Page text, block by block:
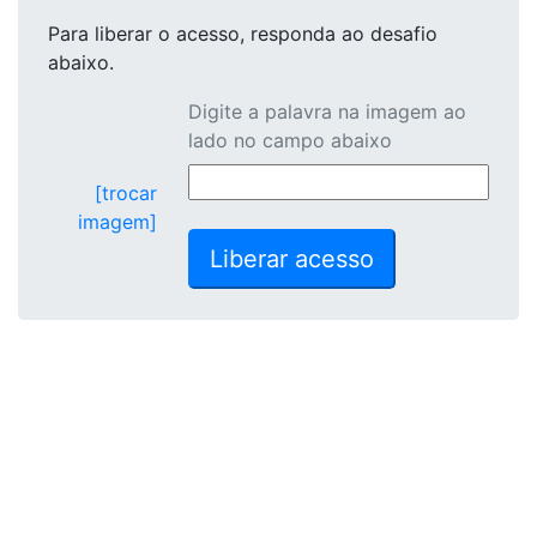
Para liberar o acesso, responda ao desafio
abaixo.
[trocar
imagem]
Digite a palavra na imagem ao
lado no campo abaixo